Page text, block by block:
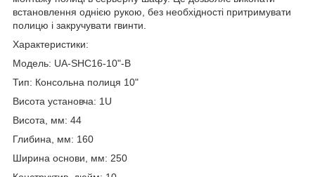
встановлення однією рукою, без необхідності притримувати
полицю і закручувати гвинти.
Характеристики:
Модель: UA-SHC16-10"-B
Тип: Консольна полиця 10"
Висота установча: 1U
Висота, мм: 44
Глибина, мм: 160
Ширина основи, мм: 250